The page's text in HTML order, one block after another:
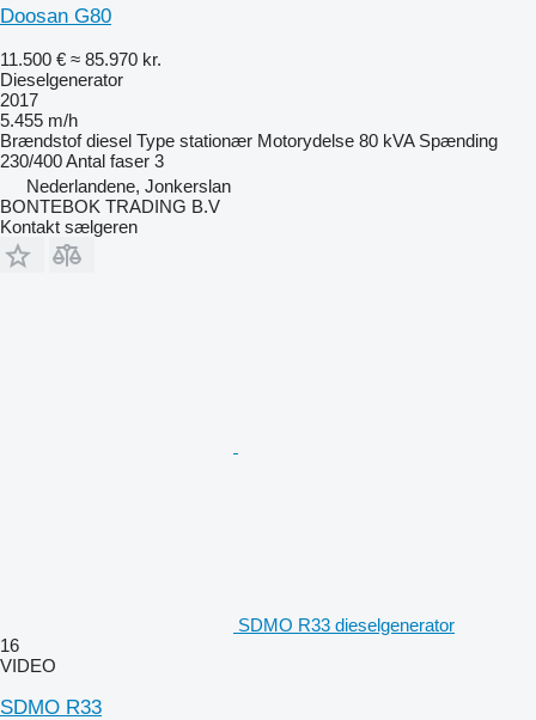
Doosan G80
11.500 € ≈ 85.970 kr.
Dieselgenerator
2017
5.455 m/h
Brændstof diesel Type stationær Motorydelse 80 kVA Spænding
230/400Antal faser 3
Nederlandene, Jonkerslan
BONTEBOK TRADING B.V
Kontakt sælgeren
SDMO R33 dieselgenerator
16
VIDEO
SDMO R33